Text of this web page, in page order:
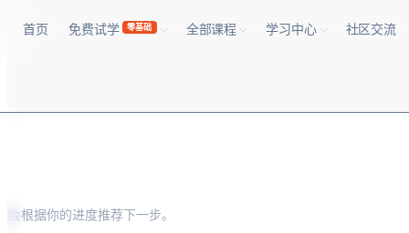
首页 免费试学 零基础 全部课程 学习中心 社区交流
会根据你的进度推荐下一步。